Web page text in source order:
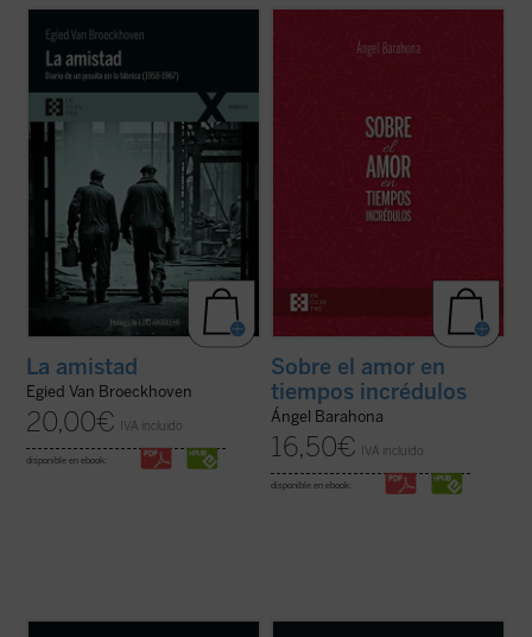
de extractos editados e inéditos del diario
al que el jesuita Van Broeckhoven confió
sus reflexiones. En él se disciernen
tradición de la Iglesia ...
La amistad
Egied Van Broeckhoven
20,00€ IVA incluido
disponible en ebook:
convincente de las profundas enseñanzas
de la Biblia y de encíclicas como las de san
Sobre el amor en
tiempos incrédulos
Ángel Barahona
16,50€ IVA incluido
disponible en ebook: